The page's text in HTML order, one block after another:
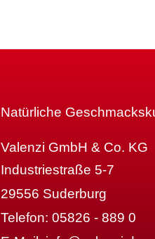
Natürliche
Valenzi GmbH & Co. KG
Industriestraße 5-7
29556 Suderburg
Telefon: 05826 - 889 0